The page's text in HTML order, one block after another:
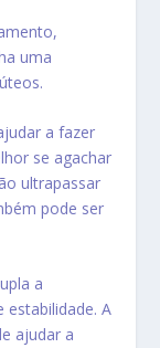
uma
a fazer
se agachar
ultrapassar
pode ser
a
estabilidade. A
ajudar a